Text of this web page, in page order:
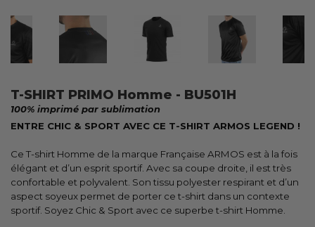
T-SHIRT PRIMO Homme - BU501H
100% imprimé par sublimation
ENTRE CHIC & SPORT AVEC CE T-SHIRT ARMOS LEGEND !
Ce T-shirt Homme de la marque Française ARMOS est à la fois
élégant et d’un esprit sportif. Avec sa coupe droite, il est très
confortable et polyvalent. Son tissu polyester respirant et d’un
aspect soyeux permet de porter ce t-shirt dans un contexte
sportif. Soyez Chic & Sport avec ce superbe t-shirt Homme.